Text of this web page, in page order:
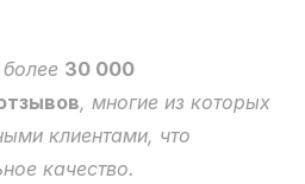
более 30 000
, многие из которых
клиентами, что
качество.